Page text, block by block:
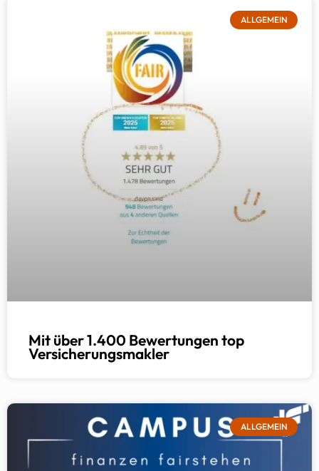
ALLGEMEIN
Mit über 1.400 Bewertungen top
Versicherungsmakler
ALLGEMEIN